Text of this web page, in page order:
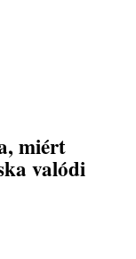
miért
valódi